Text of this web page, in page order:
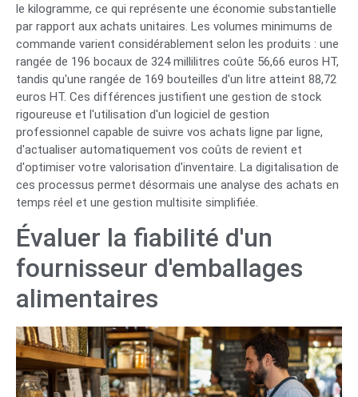
le kilogramme, ce qui représente une économie substantielle
par rapport aux achats unitaires. Les volumes minimums de
commande varient considérablement selon les produits : une
rangée de 196 bocaux de 324 millilitres coûte 56,66 euros HT,
tandis qu'une rangée de 169 bouteilles d'un litre atteint 88,72
euros HT. Ces différences justifient une gestion de stock
rigoureuse et l'utilisation d'un logiciel de gestion
professionnel capable de suivre vos achats ligne par ligne,
d'actualiser automatiquement vos coûts de revient et
d'optimiser votre valorisation d'inventaire. La digitalisation de
ces processus permet désormais une analyse des achats en
temps réel et une gestion multisite simplifiée.
Évaluer la fiabilité d'un
fournisseur d'emballages
alimentaires